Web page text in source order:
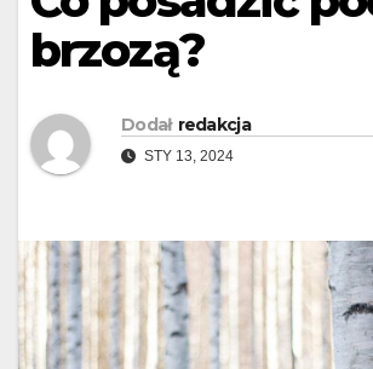
brzozą?
Dodał redakcja
STY 13, 2024